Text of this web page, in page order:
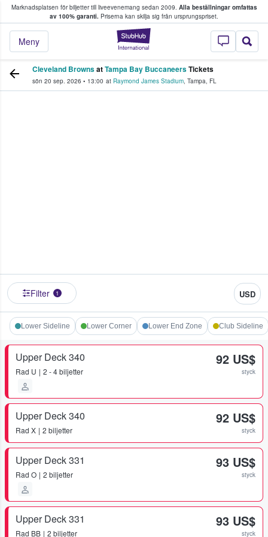
Marknadsplatsen för biljetter till liveevenemang sedan 2009. Alla beställningar omfattas
av 100% garanti. Priserna kan skilja sig från ursprungspriset.
StubHub – där
Meny
köper och säljer biljetter.
Cleveland BrownsatTampa Bay BuccaneersTickets
sön 20 sep. 2026 • 13:00 at Raymond James Stadium, Tampa, FL
Filter 1 USD
Lower Sideline Lower Corner Lower End Zone Club Sideline
Upper Deck 340
Rad U 2 - 4 biljetter
92 US$
styck
Upper Deck 340
Rad X 2 biljetter
92 US$
styck
Upper Deck 331
Rad O 2 biljetter
93 US$
styck
Upper Deck 331
Rad BB 2 biljetter
93 US$
styck